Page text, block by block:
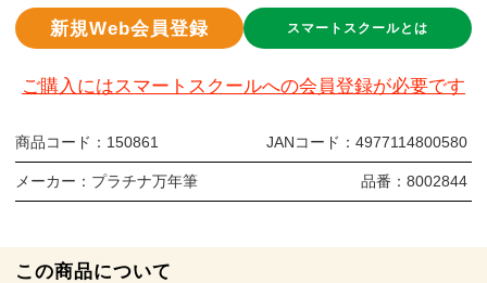
新規Web会員登録 スマートスクールとは
ご購入にはスマートスクールへの会員登録が必要です
商品コード： 150861 JANコード： 4977114800580
メーカー： プラチナ万年筆 品番： 8002844
この商品について